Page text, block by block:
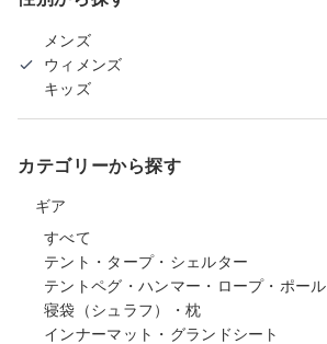
メンズ
ウィメンズ
キッズ
カテゴリーから探す
ギア
すべて
テント・タープ・シェルター
テントペグ・ハンマー・ロープ・ポール
寝袋（シュラフ）・枕
インナーマット・グランドシート